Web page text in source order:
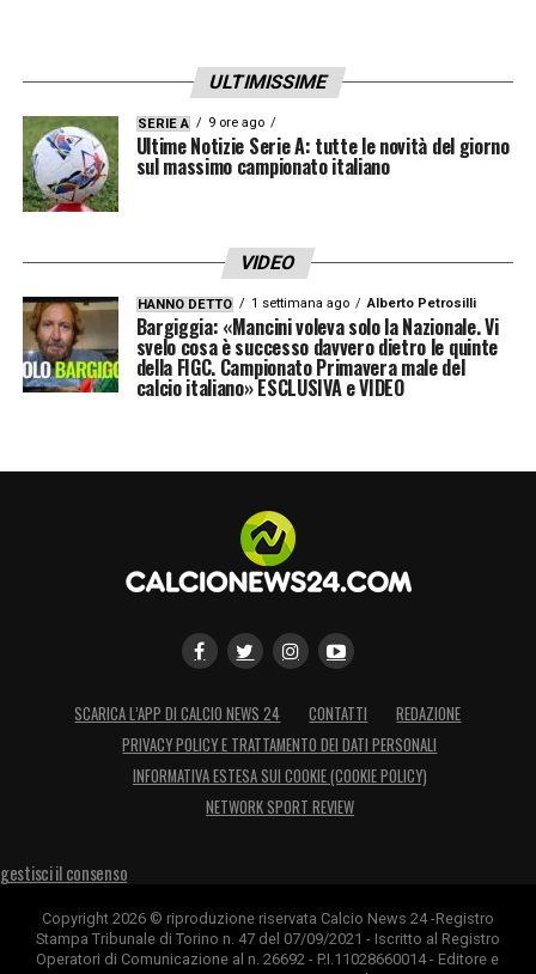
ULTIMISSIME
SERIE A 9 ore ago
Ultime Notizie Serie A: tutte le novità del giorno
sul massimo campionato italiano
VIDEO
HANNO DETTO 1 settimana ago Alberto Petrosilli
Bargiggia: «Mancini voleva solo la Nazionale. Vi
svelo cosa è successo davvero dietro le quinte
della FIGC. Campionato Primavera male del
calcio italiano» ESCLUSIVA e VIDEO
SCARICA L’APP DI CALCIO NEWS 24 CONTATTI
REDAZIONE
PRIVACY POLICY E TRATTAMENTO DEI DATI PERSONALI
INFORMATIVA ESTESA SUI COOKIE (COOKIE POLICY)
NETWORK SPORT REVIEW
gestisci il consenso
Copyright 2026 © riproduzione riservata Calcio News 24 -Registro
Stampa Tribunale di Torino n. 47 del 07/09/2021 - Iscritto al Registro
Operatori di Comunicazione al n. 26692 - P.I.11028660014 - Editore e